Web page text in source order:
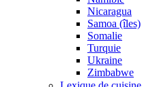
Nicaragua
Samoa (îles)
Somalie
Turquie
Ukraine
Zimbabwe